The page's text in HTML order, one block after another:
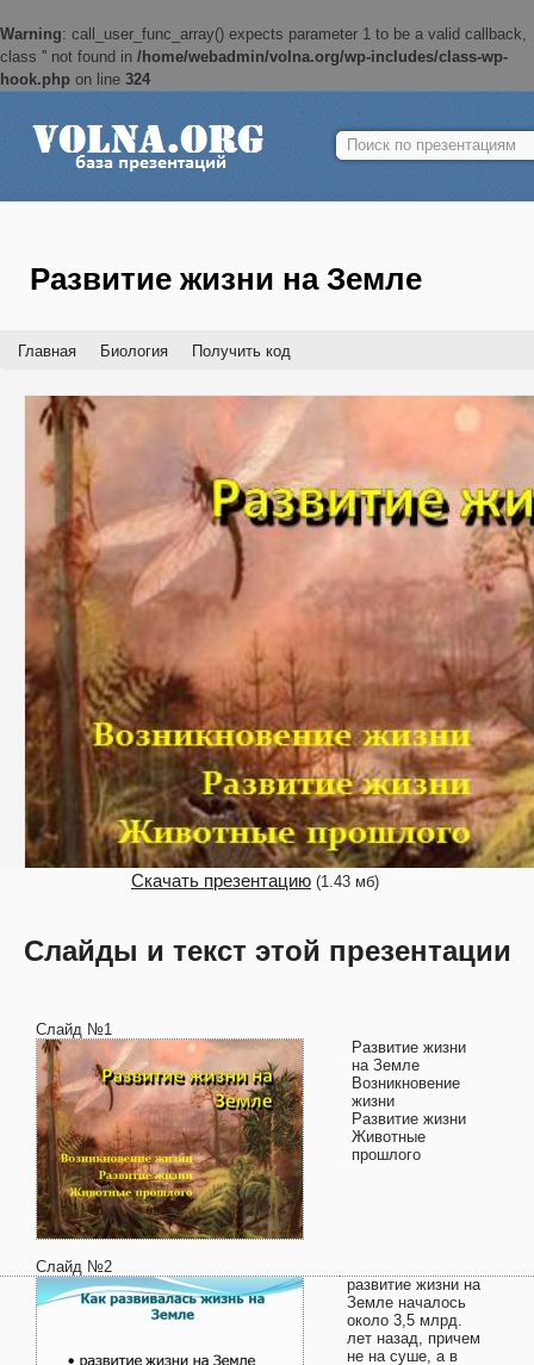
Warning: call_user_func_array() expects parameter 1 to be a valid callback,
class '' not found in /home/webadmin/volna.org/wp-includes/class-wp-
hook.php on line 324
Найти:
Развитие жизни на Земле
Главная Биология Получить код
Скачать презентацию (1.43 мб)
Слайды и текст этой презентации
Слайд №1
Развитие жизни
на Земле
Возникновение
жизни
Развитие жизни
Животные
прошлого
Слайд №2
развитие жизни на
Земле началось
около 3,5 млрд.
лет назад, причем
не на суше, а в